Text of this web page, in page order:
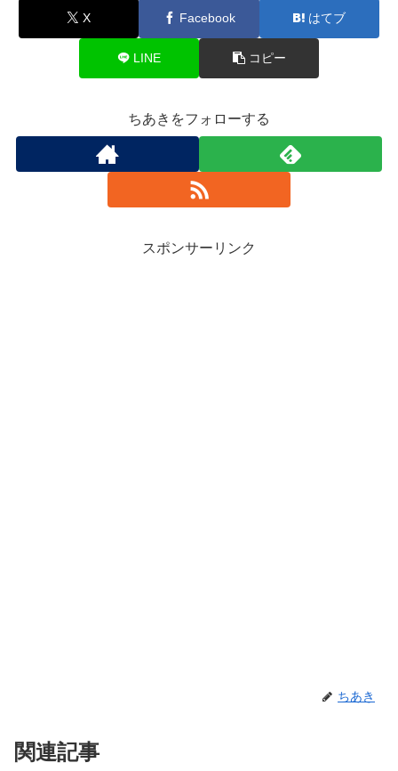
X Facebook はてブ
LINE コピー
ちあきをフォローする
スポンサーリンク
ちあき
関連記事